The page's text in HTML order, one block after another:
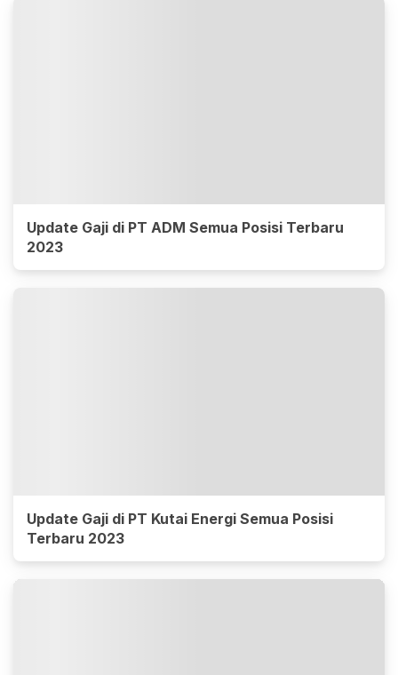
Update Gaji di PT ADM Semua Posisi Terbaru
2023
Update Gaji di PT Kutai Energi Semua Posisi
Terbaru 2023